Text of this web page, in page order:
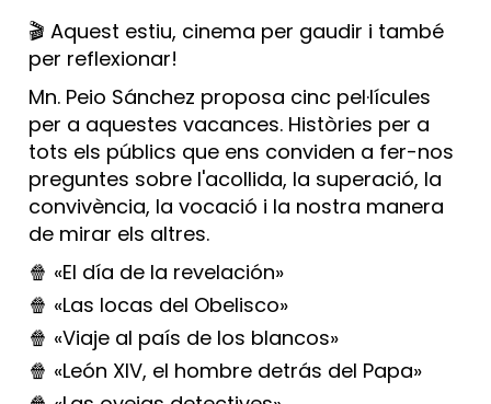
🎬 Aquest estiu, cinema per gaudir i també
per reflexionar!
Mn. Peio Sánchez proposa cinc pel·lícules
per a aquestes vacances. Històries per a
tots els públics que ens conviden a fer-nos
preguntes sobre l'acollida, la superació, la
convivència, la vocació i la nostra manera
de mirar els altres.
🍿 «El día de la revelación»
🍿 «Las locas del Obelisco»
🍿 «Viaje al país de los blancos»
🍿 «León XIV, el hombre detrás del Papa»